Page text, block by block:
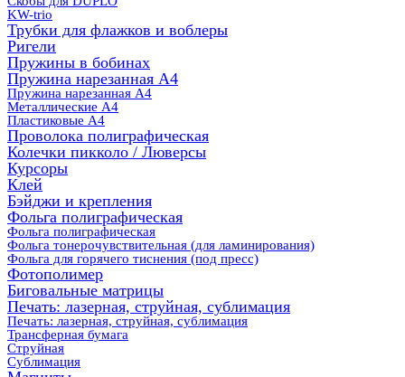
KW-trio
Трубки для флажков и воблеры
Ригели
Пружины в бобинах
Пружина нарезанная А4
Пружина нарезанная А4
Металлические А4
Пластиковые А4
Проволока полиграфическая
Колечки пикколо / Люверсы
Курсоры
Клей
Бэйджи и крепления
Фольга полиграфическая
Фольга полиграфическая
Фольга тонерочувствительная (для ламинирования)
Фольга для горячего тиснения (под пресс)
Фотополимер
Биговальные матрицы
Печать: лазерная, струйная, сублимация
Печать: лазерная, струйная, сублимация
Трансферная бумага
Струйная
Сублимация